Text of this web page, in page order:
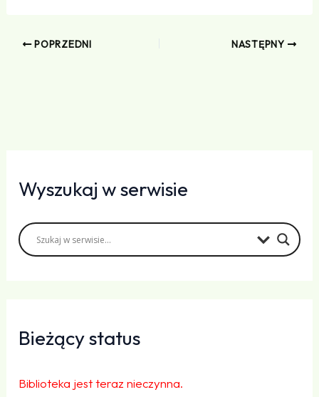
POPRZEDNI NASTĘPNY
Wyszukaj w serwisie
Bieżący status
Biblioteka jest teraz nieczynna.